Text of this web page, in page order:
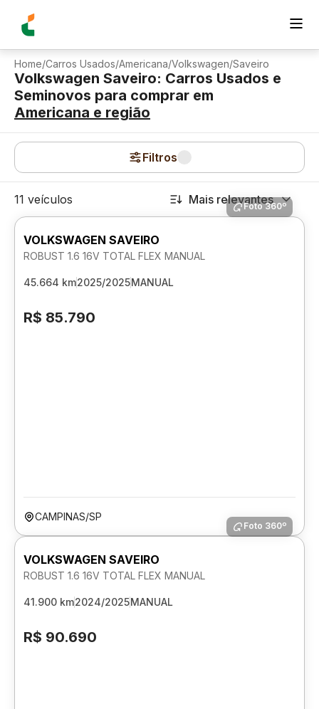
Home/Carros Usados/Americana/Volkswagen/Saveiro
Volkswagen Saveiro: Carros Usados e
Seminovos para comprar em
Americana e região
Filtros
11 veículos Mais relevantes
Foto 360º
VOLKSWAGEN SAVEIRO
ROBUST 1.6 16V TOTAL FLEX MANUAL
45.664 km2025/2025MANUAL
R$ 85.790
CAMPINAS/SP
Foto 360º
VOLKSWAGEN SAVEIRO
ROBUST 1.6 16V TOTAL FLEX MANUAL
41.900 km2024/2025MANUAL
R$ 90.690